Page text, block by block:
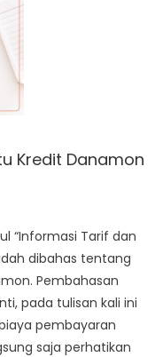
Kredit Danamon
“Informasi Tarif dan
dibahas tentang
Pembahasan
pada tulisan kali ini
pembayaran
saja perhatikan